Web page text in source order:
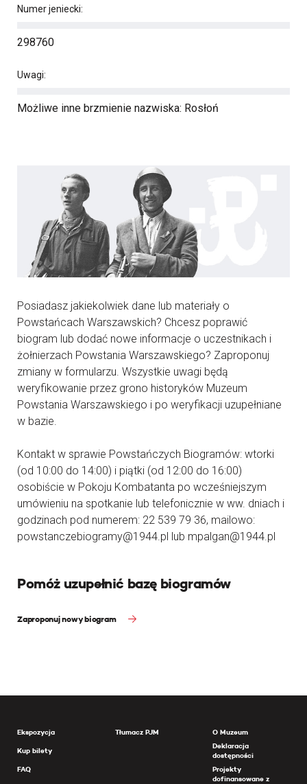
Numer jeniecki:
298760
Uwagi:
Możliwe inne brzmienie nazwiska: Rosłoń
Posiadasz jakiekolwiek dane lub materiały o
Powstańcach Warszawskich? Chcesz poprawić
biogram lub dodać nowe informacje o uczestnikach i
żołnierzach Powstania Warszawskiego? Zaproponuj
zmiany w formularzu. Wszystkie uwagi będą
weryfikowanie przez grono historyków Muzeum
Powstania Warszawskiego i po weryfikacji uzupełniane
w bazie.
Kontakt w sprawie Powstańczych Biogramów: wtorki
(od 10:00 do 14:00) i piątki (od 12:00 do 16:00)
osobiście w Pokoju Kombatanta po wcześniejszym
umówieniu na spotkanie lub telefonicznie w ww. dniach i
godzinach pod numerem: 22 539 79 36, mailowo:
powstanczebiogramy@1944.pl lub mpalgan@1944.pl
Pomóż uzupełnić bazę biogramów
Zaproponuj nowy biogram
Ekspozycja
Kup bilety
FAQ
Tłumacz PJM
O Muzeum
Deklaracja
dostępności
Projekty
dofinansowane z